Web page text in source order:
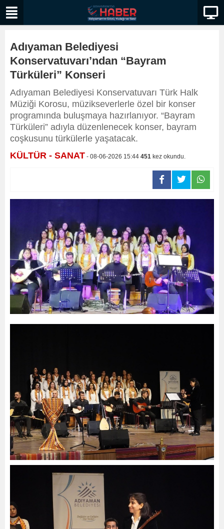
Adıyaman Belediyesi
Konservatuvarı’ndan “Bayram
Türküleri” Konseri
Adıyaman Belediyesi Konservatuvarı Türk Halk
Müziği Korosu, müzikseverlerle özel bir konser
programında buluşmaya hazırlanıyor. “Bayram
Türküleri” adıyla düzenlenecek konser, bayram
coşkusunu türkülerle yaşatacak.
KÜLTÜR - SANAT - 08-06-2026 15:44 451 kez okundu.